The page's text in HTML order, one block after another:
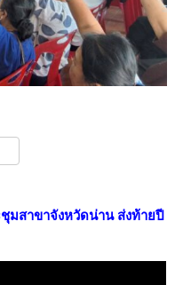
มสาขาจังหวัดน่าน ส่งท้ายปี